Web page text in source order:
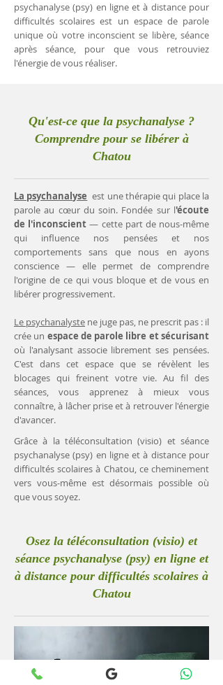
psychanalyse (psy) en ligne et à distance pour
difficultés scolaires est un espace de parole
unique où votre inconscient se libère, séance
après séance, pour que vous retrouviez
l'énergie de vous réaliser.
Qu'est-ce que la psychanalyse ?
Comprendre pour se libérer à
Chatou
La psychanalyse est une thérapie qui place la
parole au cœur du soin. Fondée sur l'écoute
de l'inconscient— cette part de nous-même
qui influence nos pensées et nos
comportements sans que nous en ayons
conscience — elle permet de comprendre
l'origine de ce qui vous bloque et de vous en
libérer progressivement.
Le psychanalyste ne juge pas, ne prescrit pas : il
crée un espace de parole libre et sécurisant
où l'analysant associe librement ses pensées.
C'est dans cet espace que se révèlent les
blocages qui freinent votre vie. Au fil des
séances, vous apprenez à mieux vous
connaître, à lâcher prise et à retrouver l'énergie
d'avancer.
Grâce à la téléconsultation (visio) et séance
psychanalyse (psy) en ligne et à distance pour
difficultés scolaires à Chatou, ce cheminement
vers vous-même est désormais possible où
que vous soyez.
Osez la téléconsultation (visio) et
séance psychanalyse (psy) en ligne et
à distance pour difficultés scolaires à
Chatou